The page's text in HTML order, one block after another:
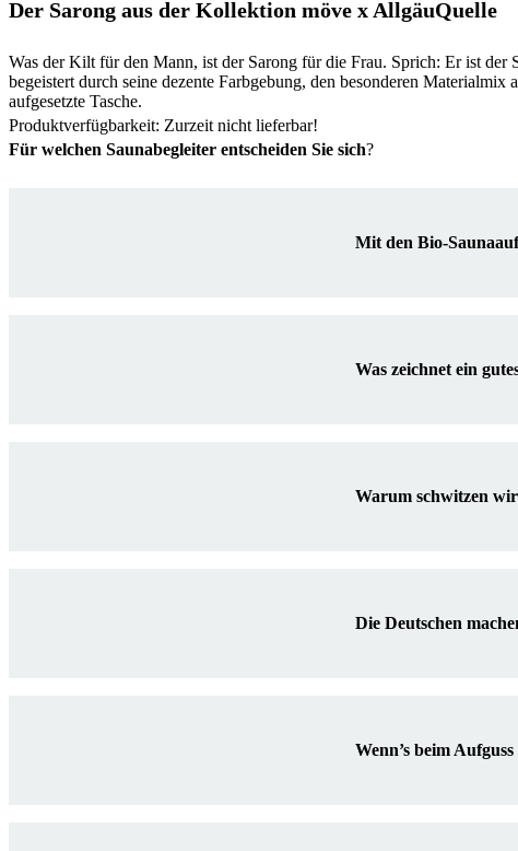
Der Sarong aus der Kollektion möve x AllgäuQuelle
Was der Kilt für den Mann, ist der Sarong für die Frau. Sprich: Er ist
begeistert durch seine dezente Farbgebung, den besonderen
aufgesetzte Tasche.
Produktverfügbarkeit: Zurzeit nicht lieferbar!
Für welchen Saunabegleiter entscheiden Sie sich?
Mit den Bio-
Was zeichnet ein
Warum schwitzen
Die Deutschen
Wenn’s beim